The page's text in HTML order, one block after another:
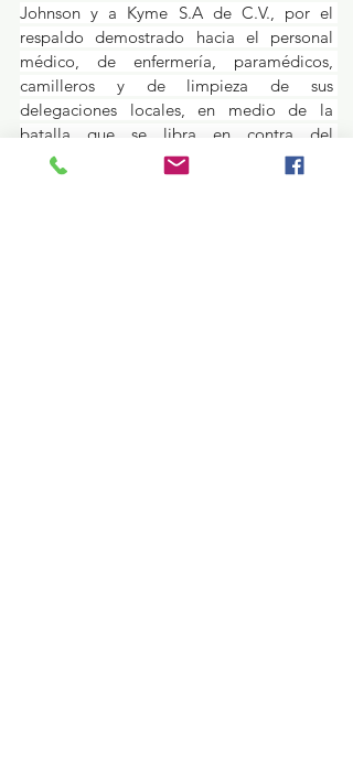
Johnson y a Kyme S.A de C.V., por el
respaldo demostrado hacia el personal
médico, de enfermería, paramédicos,
camilleros y de limpieza de sus
delegaciones locales, en medio de la
batalla que se libra en contra del
coronavirus SARS-CoV-2, a favor de todos
los mexiquenses.